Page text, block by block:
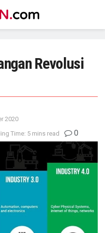
Revolusi
2020
Time: 5 mins read 0